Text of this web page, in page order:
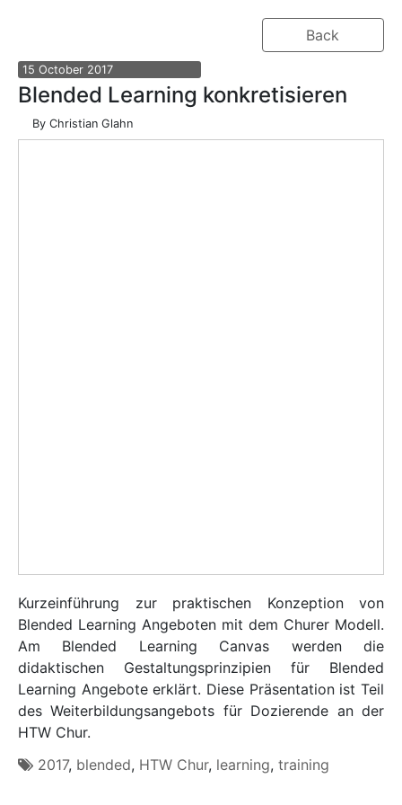
Back
15 October 2017
Blended Learning konkretisieren
By Christian Glahn
Kurzeinführung zur praktischen Konzeption von
Blended Learning Angeboten mit dem Churer Modell.
Am Blended Learning Canvas werden die
didaktischen Gestaltungsprinzipien für Blended
Learning Angebote erklärt. Diese Präsentation ist Teil
des Weiterbildungsangebots für Dozierende an der
HTW Chur.
2017, blended, HTW Chur, learning, training